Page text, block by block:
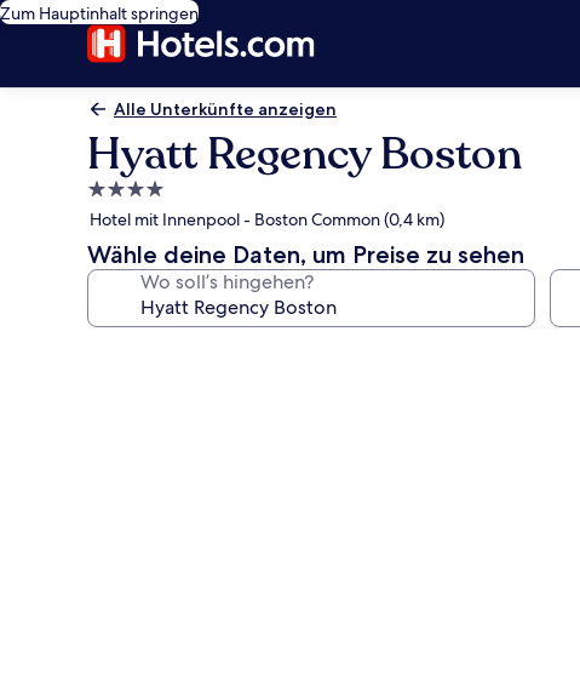
Zum Hauptinhalt springen
Alle Unterkünfte anzeigen
Hyatt Regency Boston
4.0-
Sterne-
Unterkunft
Hotel mit Innenpool - Boston Common (0,4 km)
Wähle deine Daten, um Preise zu sehen
Wo soll’s hingehen?